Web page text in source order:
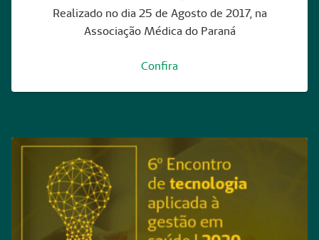
Realizado no dia 25 de Agosto de 2017, na
Associação Médica do Paraná
Confira